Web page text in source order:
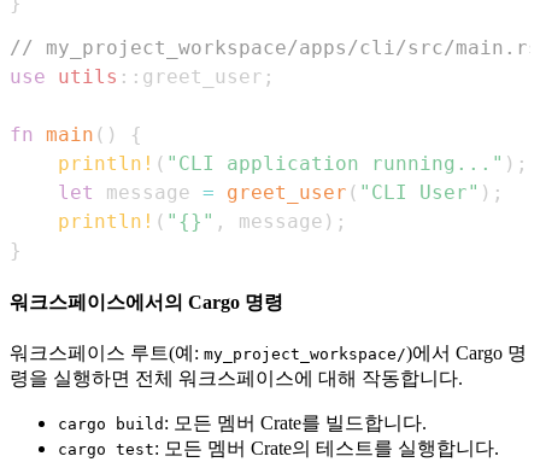
// my_project_workspace/apps/cli/src/main.rs
use
utils :: greet_user ;
fn main ( )
{
println! ( "CLI application running..." ) ;
let
message = greet_user ( "CLI User" ) ;
println! ( "{}" , message ) ;
}
워크스페이스에서의 Cargo 명령
워크스페이스 루트(예: my_project_workspace/)에서 Cargo 명
령을 실행하면 전체 워크스페이스에 대해 작동합니다.
cargo build : 모든 멤버 Crate를 빌드합니다.
cargo test: 모든 멤버 Crate의 테스트를 실행합니다.